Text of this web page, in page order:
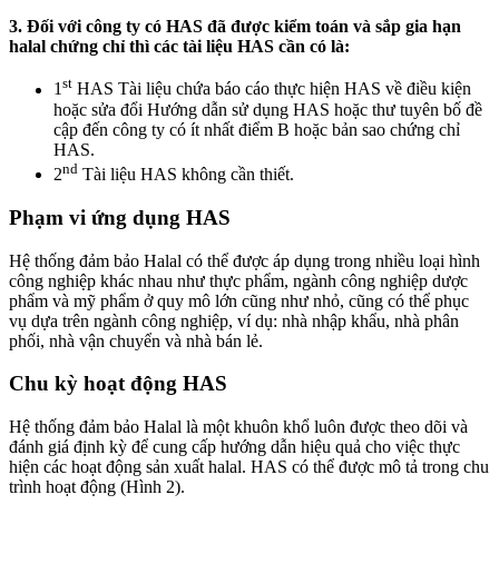
3. Đối với công ty có HAS đã được kiểm toán và sắp gia hạn
halal chứng chỉ thì các tài liệu HAS cần có là:
1st HAS Tài liệu chứa báo cáo thực hiện HAS về điều kiện
hoặc sửa đổi Hướng dẫn sử dụng HAS hoặc thư tuyên bố đề
cập đến công ty có ít nhất điểm B hoặc bản sao chứng chỉ
HAS.
2nd Tài liệu HAS không cần thiết.
Phạm vi ứng dụng HAS
Hệ thống đảm bảo Halal có thể được áp dụng trong nhiều loại hình
công nghiệp khác nhau như thực phẩm, ngành công nghiệp dược
phẩm và mỹ phẩm ở quy mô lớn cũng như nhỏ, cũng có thể phục
vụ dựa trên ngành công nghiệp, ví dụ: nhà nhập khẩu, nhà phân
phối, nhà vận chuyển và nhà bán lẻ.
Chu kỳ hoạt động HAS
Hệ thống đảm bảo Halal là một khuôn khổ luôn được theo dõi và
đánh giá định kỳ để cung cấp hướng dẫn hiệu quả cho việc thực
hiện các hoạt động sản xuất halal. HAS có thể được mô tả trong chu
trình hoạt động (Hình 2).